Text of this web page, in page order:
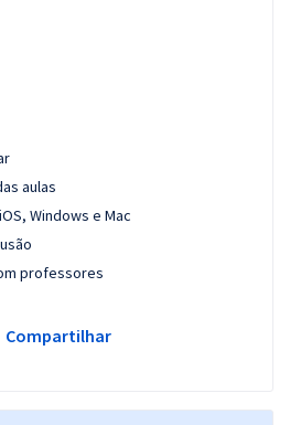
aulas
Windows e Mac
professores
Compartilhar